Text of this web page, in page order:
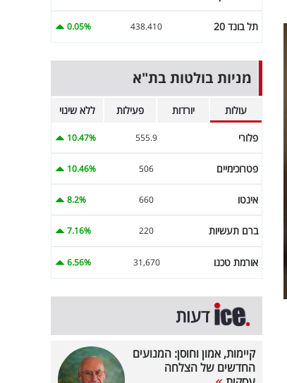
תל בונד 20 438.410
0.05%
מניות בולטות בת"א
עולות יורדות פעילות ללא שינוי
פלורי 555.9
10.47%
פטרוכימיים 506
10.46%
אינטו 660
8.2%
ברם תעשיות 220
7.16%
אורמת טכנו 31,670
6.56%
דעות
קיימות, אמון וחוסן: המנועים
החדשים של הצלחה